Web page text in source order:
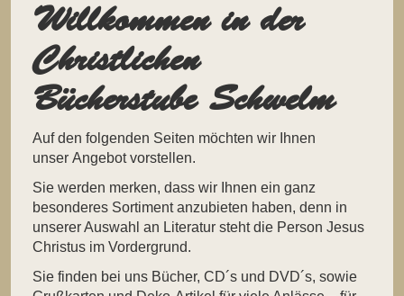
Willkommen in der
Christlichen
Bücherstube Schwelm
Auf den folgenden Seiten möchten wir Ihnen
unser Angebot vorstellen.
Sie werden merken, dass wir Ihnen ein ganz
besonderes Sortiment anzubieten haben, denn in
unserer Auswahl an Literatur steht die Person Jesus
Christus im Vordergrund.
Sie finden bei uns Bücher, CD´s und DVD´s, sowie